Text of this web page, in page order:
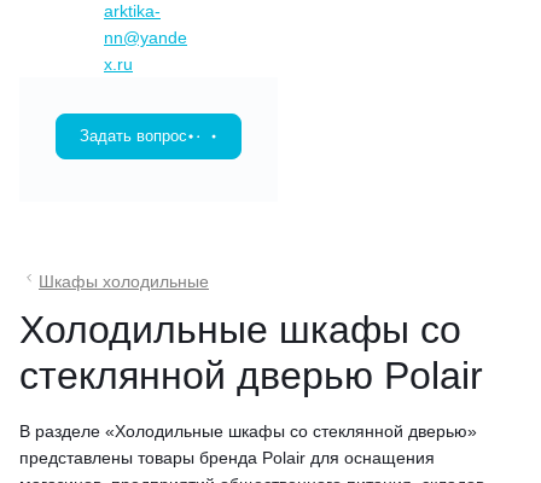
arktika-
nn@yande
x.ru
Задать вопрос
Шкафы холодильные
Холодильные шкафы со
стеклянной дверью Polair
В разделе «Холодильные шкафы со стеклянной дверью»
представлены товары бренда Polair для оснащения